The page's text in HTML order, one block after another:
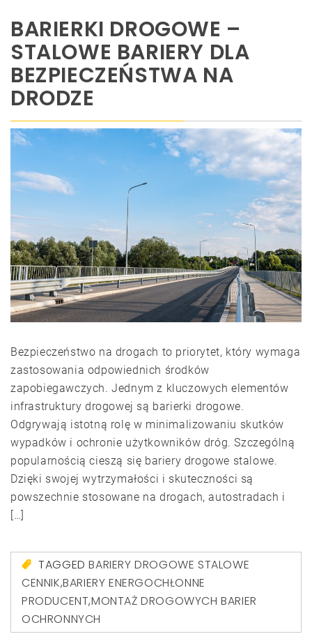
BARIERKI DROGOWE –
STALOWE BARIERY DLA
BEZPIECZEŃSTWA NA
DRODZE
Bezpieczeństwo na drogach to priorytet, który wymaga
zastosowania odpowiednich środków
zapobiegawczych. Jednym z kluczowych elementów
infrastruktury drogowej są barierki drogowe.
Odgrywają istotną rolę w minimalizowaniu skutków
wypadków i ochronie użytkowników dróg. Szczególną
popularnością cieszą się bariery drogowe stalowe.
Dzięki swojej wytrzymałości i skuteczności są
powszechnie stosowane na drogach, autostradach i
[…]
TAGGEDBARIERY DROGOWE STALOWE
CENNIK,BARIERY ENERGOCHŁONNE
PRODUCENT,MONTAŻ DROGOWYCH BARIER
OCHRONNYCH